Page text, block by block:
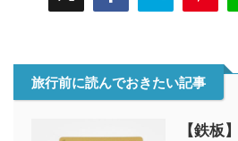
旅行前に読んでおきたい記事
【鉄板